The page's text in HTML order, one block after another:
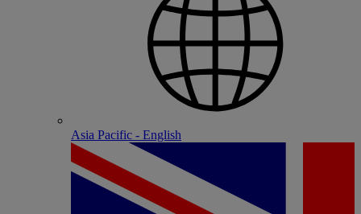
Asia Pacific - English